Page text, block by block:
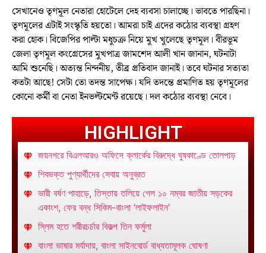
সেখানেও তৃণমূল নেতারা হোটেলে দেহ ব্যবসা চালাচ্ছে। ভাবতে পারছিনা।
তৃণমূলের এটাই সংস্কৃতি হয়তো। আমরা চাই এদের কঠোর ব্যবস্থা গ্রহণ
করা হোক। বিজেপির পাল্টা মধুচক্র নিয়ে মুখ খুলেছে তৃণমূল। বীরভূম
জেলা তৃণমূল কংগ্রেসের মুখপাত্র জামশেদ আলী খান জানান, ঘটনাটা
আমি শুনেছি। অত্যন্ত নিন্দনীয়, তীব্র প্রতিবাদ জানাই। তবে ঘটনার সত্যতা
কতটা আছে! সেটা তো তদন্ত সাপেক্ষ। যদি তদন্তে প্রমাণিত হয় তৃণমূলের
কোনো কর্মী বা নেতা ইনভল্টমেন্ট রয়েছে। দল কঠোর ব্যবস্থা নেবে।
HIGHLIGHT
জয়নগরে বিএলআরও অফিসে ক্লার্কের বিরুদ্ধে ঘুষকাণ্ডে তোলপাড়
শিবভক্ত পুণ্যার্থীদের সেবায় অনুব্রত
ভারী বর্ষণ পাহাড়ে, তিস্তায় তলিয়ে গেল ১০ নম্বর জাতীয় সড়কের
একাংশ, ফের বন্ধ সিকিম-বাংলা ‘লাইফলাইন’
স্লিম হতে শরীরচর্চার বিকল্প তিন ফর্মুলা
বাংলা ভাষার মর্যাদায়, বাংলা সাইনবোর্ড বাধ্যতামূলক ঘোষণা